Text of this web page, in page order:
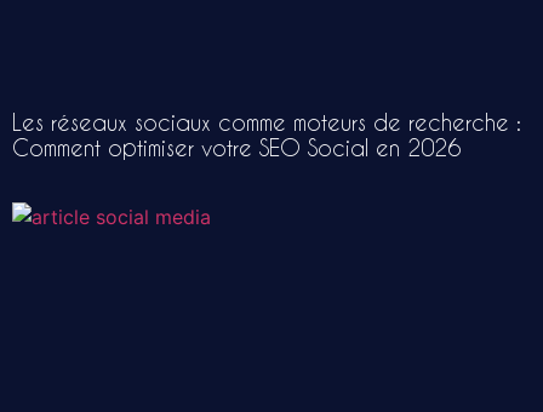
Les réseaux sociaux comme moteurs de recherche :
Comment optimiser votre SEO Social en 2026